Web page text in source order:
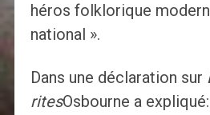
héros folklorique
national ».
Dans une déclaration sur
ritesOsbourne a